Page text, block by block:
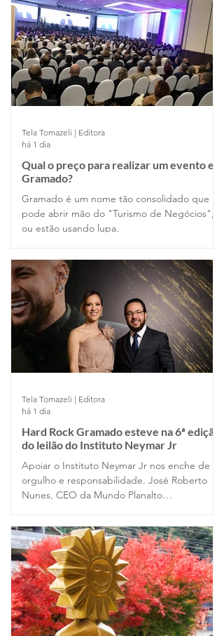
Qual o preço para realizar um evento em
Gramado?
Gramado é um nome tão consolidado que
pode abrir mão do "Turismo de Negócios",
ou estão usando lupa.
Tela Tomazeli | Editora
há 1 dia
Hard Rock Gramado esteve na 6ª edição
do leilão do Instituto Neymar Jr
Apoiar o Instituto Neymar Jr nos enche de
orgulho e responsabilidade. José Roberto
Nunes, CEO da Mundo Planalto
empreendimento em Gramado, comentou a
experiência vivida em São Paulo.
Tela Tomazeli | Editora
há 1 dia